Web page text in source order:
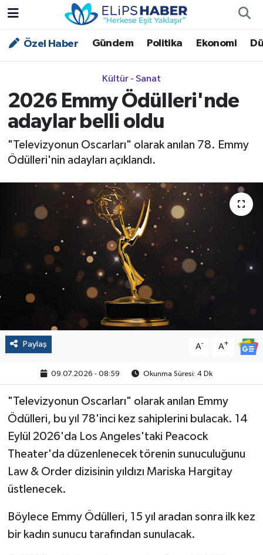
Özel Haber Gündem Politika Ekonomi
Kültür - Sanat
2026 Emmy Ödülleri'nde
adaylar belli oldu
"Televizyonun Oscarları" olarak anılan 78. Emmy
Ödülleri'nin adayları açıklandı.
Paylaş A- A+
09.07.2026 - 08:59 Okunma Süresi: 4 Dk
"Televizyonun Oscarları" olarak anılan Emmy
Ödülleri, bu yıl 78'inci kez sahiplerini bulacak. 14
Eylül 2026'da Los Angeles'taki Peacock
Theater'da düzenlenecek törenin sunuculuğunu
Law & Order dizisinin yıldızı Mariska Hargitay
üstlenecek.
Böylece Emmy Ödülleri, 15 yıl aradan sonra ilk kez
bir kadın sunucu tarafından sunulacak.
Özel Haber
Asayiş
Bilim - Teknoloji
Çevre - İklim
Dünya
Kültür - Sanat
Magazin
Spor
Yaşam
Çalışma Hayatı
Kadın
2024 Seçim Sonuçları
Nöbetçi Eczaneler
Trafik Durumu
Süper Lig Puan Durumu ve Fikstür
Tüm Manşetler
Son Dakika Haberleri